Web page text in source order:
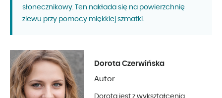
słonecznikowy. Ten nakłada się na powierzchnię
zlewu przy pomocy miękkiej szmatki.
Dorota Czerwińska
Autor